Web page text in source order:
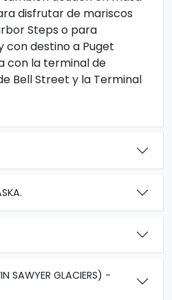
disfrutar de mariscos
Steps o para
destino a Puget
con la terminal de
Bell Street y la Terminal
SAWYER GLACIERS) -